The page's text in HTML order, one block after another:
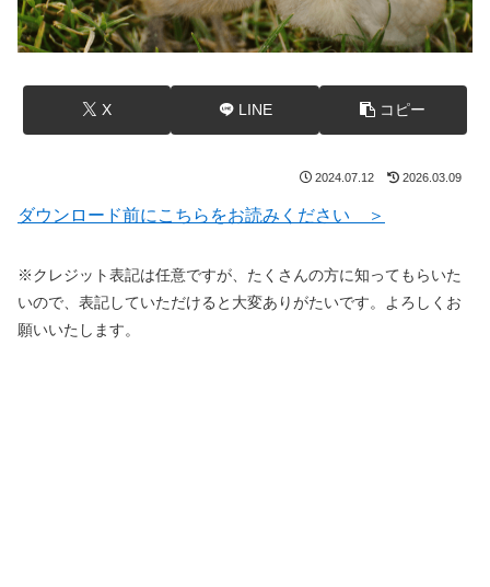
X LINE コピー
2024.07.12 2026.03.09
ダウンロード前にこちらをお読みください ＞
※クレジット表記は任意ですが、たくさんの方に知ってもらいた
いので、表記していただけると大変ありがたいです。よろしくお
願いいたします。